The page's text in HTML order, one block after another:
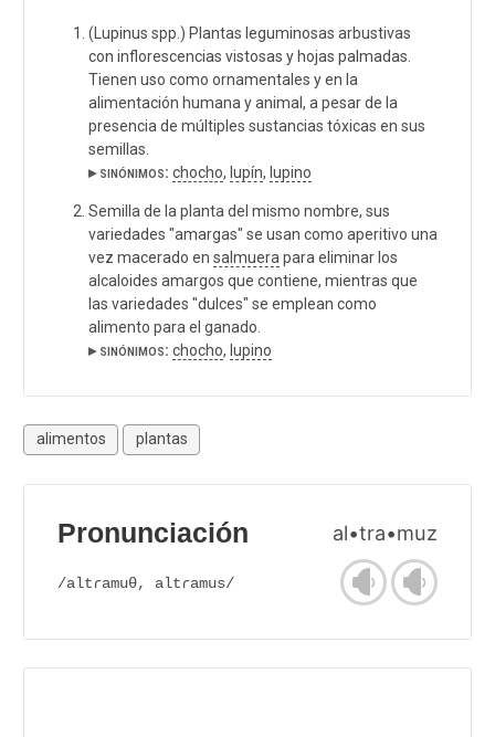
(Lupinus spp.) Plantas leguminosas arbustivas
con inflorescencias vistosas y hojas palmadas.
Tienen uso como ornamentales y en la
alimentación humana y animal, a pesar de la
presencia de múltiples sustancias tóxicas en sus
semillas.
▸ sinónimos: chocho, lupín, lupino
Semilla de la planta del mismo nombre, sus
variedades "amargas" se usan como aperitivo una
vez macerado en salmuera para eliminar los
alcaloides amargos que contiene, mientras que
las variedades "dulces" se emplean como
alimento para el ganado.
▸ sinónimos: chocho, lupino
alimentos plantas
Pronunciación al•tra•muz
/altɾamuθ, altɾamus/